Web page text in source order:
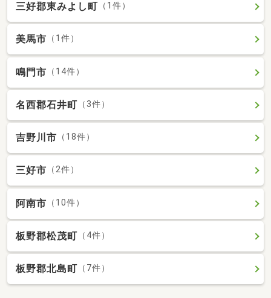
三好郡東みよし町 （1件）
美馬市 （1件）
鳴門市 （14件）
名西郡石井町 （3件）
吉野川市 （18件）
三好市 （2件）
阿南市 （10件）
板野郡松茂町 （4件）
板野郡北島町 （7件）